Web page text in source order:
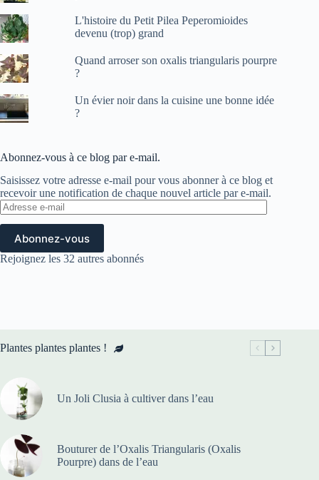
L'histoire du Petit Pilea Peperomioides
devenu (trop) grand
Quand arroser son oxalis triangularis pourpre
?
Un évier noir dans la cuisine une bonne idée
?
Abonnez-vous à ce blog par e-mail.
Saisissez votre adresse e-mail pour vous abonner à ce blog et
recevoir une notification de chaque nouvel article par e-mail.
Adresse
e-
mail
Abonnez-vous
Rejoignez les 32 autres abonnés
Plantes plantes plantes !
Un Joli Clusia à cultiver dans l’eau
Bouturer de l’Oxalis Triangularis (Oxalis
Pourpre) dans de l’eau